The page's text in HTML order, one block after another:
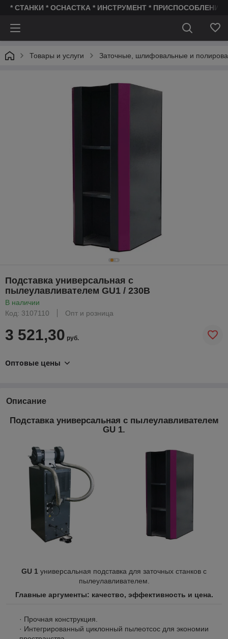
* СТАНКИ * ОСНАСТКА * ИНСТРУМЕНТ * ПРИСПОСОБЛЕНИЯ
Товары и услуги Заточные, шлифовальные и
Подставка универсальная с
пылеулавливателем GU1 / 230В
В наличии
Код: 3107110
Опт и розница
3 521,30 руб.
Оптовые цены
Описание
Подставка универсальная с пылеулавливателем
GU 1.
GU 1 универсальная подставка для заточных станков с
пылеулавливателем.
Главные аргументы: качество, эффективность и цена.
· Прочная конструкция.
· Интегрированный циклонный пылеотсос для экономии